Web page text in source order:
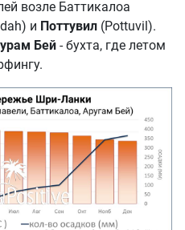
возле Баттикалоа
и Поттувил (Pottuvil).
Бей - бухта, где летом